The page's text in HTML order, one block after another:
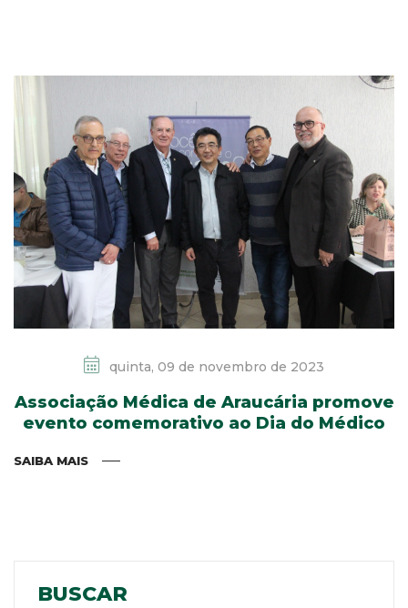
quinta, 09 de novembro de 2023
Associação Médica de Araucária promove
evento comemorativo ao Dia do Médico
SAIBA MAIS
BUSCAR